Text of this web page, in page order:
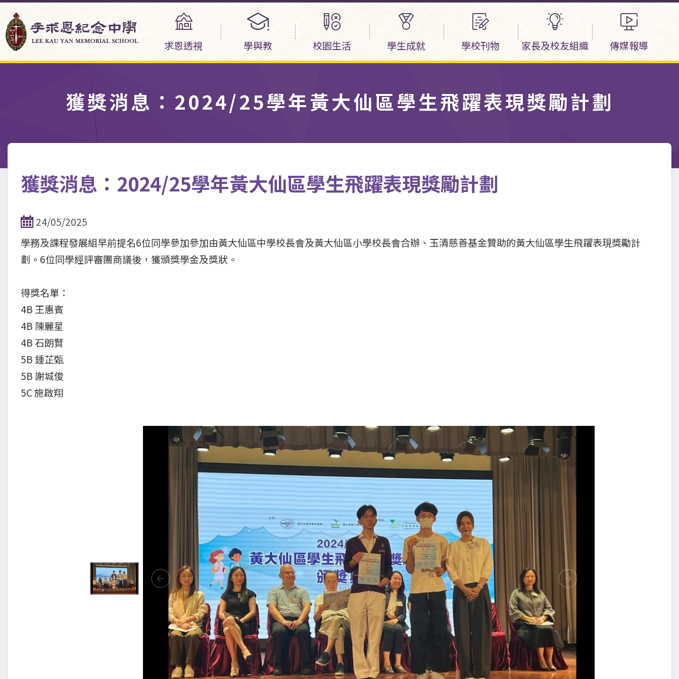
求恩透視 學與教 校園生活 學生成就 學校刊物 家長及校友組織 傳媒報導
獲獎消息：2024/25學年黃大仙區學生飛躍表現獎勵計劃
獲獎消息：2024/25學年黃大仙區學生飛躍表現獎勵計劃
24/05/2025
學務及課程發展組早前提名6位同學參加參加由黃大仙區中學校長會及黃大仙區小學校長會合辦、玉清慈善基金贊助的黃大仙區學生飛躍表現獎勵計
劃。6位同學經評審團商議後，獲頒獎學金及獎狀。
得獎名單：
4B 王惠賓
4B 陳麗星
4B 石朗賢
5B 鍾芷甄
5B 謝城俊
5C 施啟翔